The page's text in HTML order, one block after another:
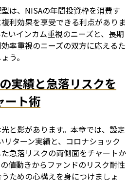
は、NISAの年間投資枠を消費す
利効果を享受できる利点がありま
いインカム重視のニーズと、長期
率重視のニーズの双方に応えるた
う。
実績と急落リスクを
ート術
と影があります。本章では、設定
ターン実績と、コロナショック
急落リスクの両側面をチャートか
値動きからファンドのリスク耐性
ための心構えを身につけましょ